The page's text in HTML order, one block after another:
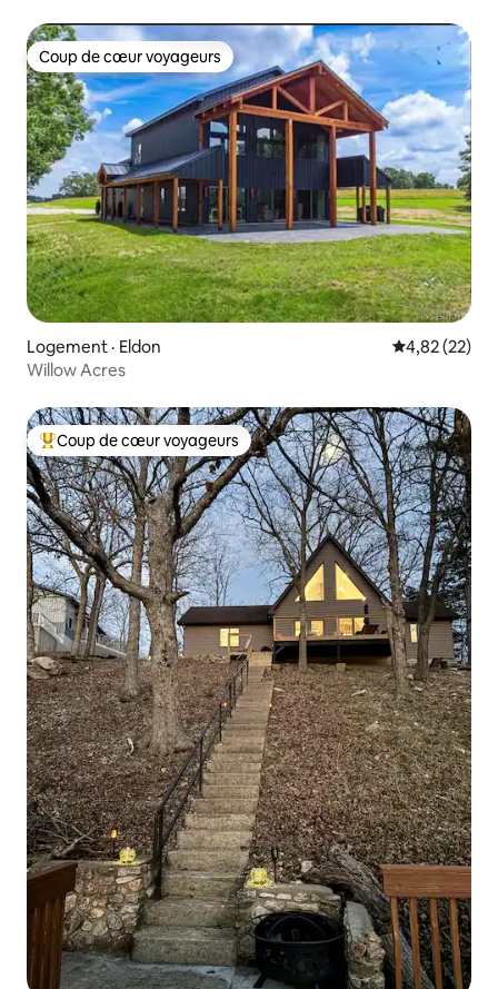
Coup de cœur voyageurs
Coup de cœur voyageurs
Logement · Eldon Note
4,82 (22)
Willow Acres
Coup de cœur voyageurs parmi les plus aimés
Coup de cœur voyageurs